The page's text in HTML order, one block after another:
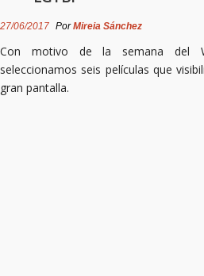
27/06/2017 PorMireia Sánchez
Con motivo de la semana del
seleccionamos seis películas que
gran pantalla.